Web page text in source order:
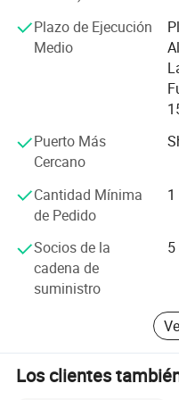
ALISHINE, ALISHINE se
soluciones y servicios
profesionales al mundo.
En un ambiente
desarrolladores de
energía sostenible. Es
emprendedor que hace
éxito.
Ofrecemos servicios de
asesoramiento técnico a
póngase en contacto
cliente y el ingeniero de
con interés establecer
Plazo de Ejecución
Medio
Puerto Más
Cercano
Cantidad Mínima
de Pedido
1
Socios de la
cadena de
suministro
5
Los clientes